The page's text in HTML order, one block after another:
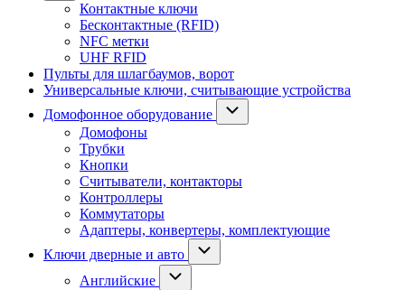
Контактные ключи
Бесконтактные (RFID)
NFC метки
UHF RFID
Пульты для шлагбаумов, ворот
Универсальные ключи, считывающие устройства
Домофонное оборудование
Домофоны
Трубки
Кнопки
Считыватели, контакторы
Контроллеры
Коммутаторы
Адаптеры, конвертеры, комплектующие
Ключи дверные и авто
Английские